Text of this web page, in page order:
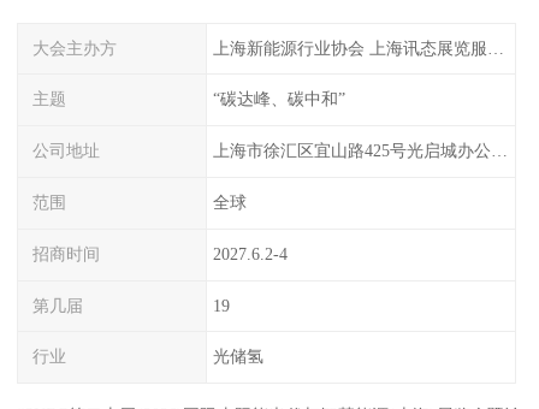
大会主办方
主题 “碳达峰、碳中和”
公司地址 上海市徐汇区宜山路425号光启城办公楼905-907室
范围 全球
招商时间 2027.6.2-4
第几届 19
行业 光储氢